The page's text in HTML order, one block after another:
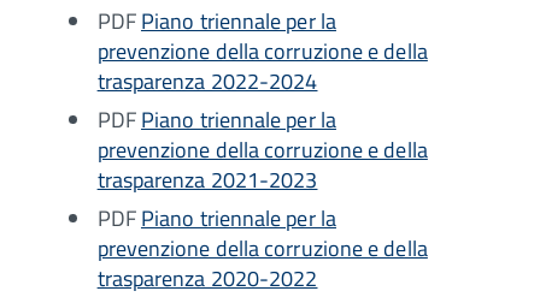
PDFPiano triennale per la
prevenzione della corruzione e della
trasparenza 2022-2024
PDFPiano triennale per la
prevenzione della corruzione e della
trasparenza 2021-2023
PDFPiano triennale per la
prevenzione della corruzione e della
trasparenza 2020-2022